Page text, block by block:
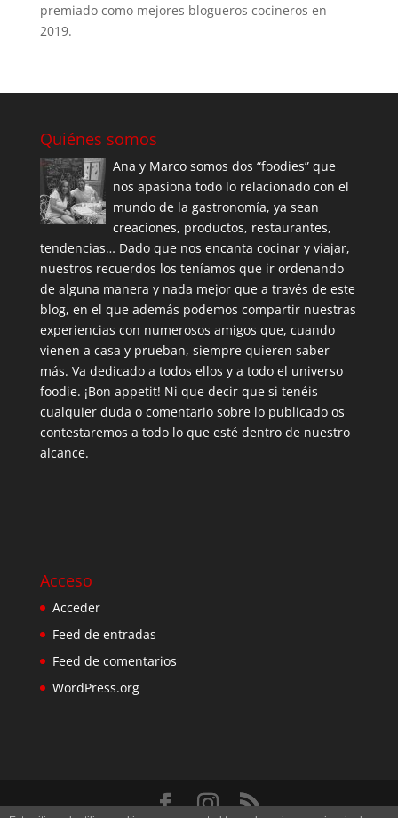
premiado como mejores blogueros cocineros en
2019.
Quiénes somos
Ana y Marco somos dos “foodies” que
nos apasiona todo lo relacionado con el
mundo de la gastronomía, ya sean
creaciones, productos, restaurantes,
tendencias… Dado que nos encanta cocinar y viajar,
nuestros recuerdos los teníamos que ir ordenando
de alguna manera y nada mejor que a través de este
blog, en el que además podemos compartir nuestras
experiencias con numerosos amigos que, cuando
vienen a casa y prueban, siempre quieren saber
más. Va dedicado a todos ellos y a todo el universo
foodie. ¡Bon appetit! Ni que decir que si tenéis
cualquier duda o comentario sobre lo publicado os
contestaremos a todo lo que esté dentro de nuestro
alcance.
Acceso
Acceder
Feed de entradas
Feed de comentarios
WordPress.org